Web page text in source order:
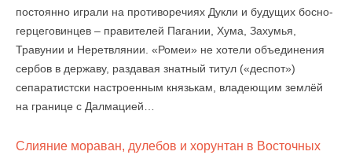
постоянно играли на противоречиях Дукли и будущих босно-
герцеговинцев – правителей Пагании, Хума, Захумья,
Травунии и Неретвлянии. «Ромеи» не хотели объединения
сербов в державу, раздавая знатный титул («деспот»)
сепаратистски настроенным князькам, владеющим землёй
на границе с Далмацией…
Слияние мораван, дулебов и хорунтан в Восточных